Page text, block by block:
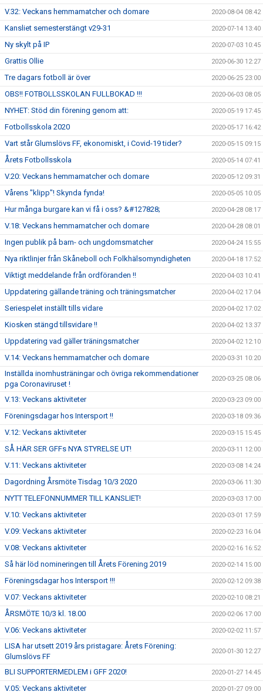
V.32: Veckans hemmamatcher och domare 2020-08-04 08:42
Kansliet semesterstängt v29-31 2020-07-14 13:40
Ny skylt på IP 2020-07-03 10:45
Grattis Ollie 2020-06-30 12:27
Tre dagars fotboll är över 2020-06-25 23:00
OBS!! FOTBOLLSSKOLAN FULLBOKAD !!! 2020-06-03 08:05
NYHET: Stöd din förening genom att: 2020-05-19 17:45
Fotbollsskola 2020 2020-05-17 16:42
Vart står Glumslövs FF, ekonomiskt, i Covid-19 tider? 2020-05-15 09:15
Årets Fotbollsskola 2020-05-14 07:41
V.20: Veckans hemmamatcher och domare 2020-05-12 09:31
Vårens "klipp"! Skynda fynda! 2020-05-05 10:05
Hur många burgare kan vi få i oss? &#127828; 2020-04-28 08:17
V.18: Veckans hemmamatcher och domare 2020-04-28 08:01
Ingen publik på barn- och ungdomsmatcher 2020-04-24 15:55
Nya riktlinjer från Skåneboll och Folkhälsomyndigheten 2020-04-18 17:52
Viktigt meddelande från ordföranden !! 2020-04-03 10:41
Uppdatering gällande träning och träningsmatcher 2020-04-02 17:04
Seriespelet inställt tills vidare 2020-04-02 17:02
Kiosken stängd tillsvidare !! 2020-04-02 13:37
Uppdatering vad gäller träningsmatcher 2020-04-02 12:10
V.14: Veckans hemmamatcher och domare 2020-03-31 10:20
Inställda inomhusträningar och övriga rekommendationer
pga Coronaviruset !
2020-03-25 08:06
V.13: Veckans aktiviteter 2020-03-23 09:00
Föreningsdagar hos Intersport !! 2020-03-18 09:36
V.12: Veckans aktiviteter 2020-03-15 15:45
SÅ HÄR SER GFFs NYA STYRELSE UT! 2020-03-11 12:00
V.11: Veckans aktiviteter 2020-03-08 14:24
Dagordning Årsmöte Tisdag 10/3 2020 2020-03-06 11:30
NYTT TELEFONNUMMER TILL KANSLIET! 2020-03-03 17:00
V.10: Veckans aktiviteter 2020-03-01 17:59
V.09: Veckans aktiviteter 2020-02-23 16:04
V.08: Veckans aktiviteter 2020-02-16 16:52
Så här löd nomineringen till Årets Förening 2019 2020-02-14 15:00
Föreningsdagar hos Intersport !!! 2020-02-12 09:38
V.07: Veckans aktiviteter 2020-02-10 08:21
ÅRSMÖTE 10/3 kl. 18.00 2020-02-06 17:00
V.06: Veckans aktiviteter 2020-02-02 11:57
LISA har utsett 2019 års pristagare: Årets Förening:
Glumslövs FF
2020-01-30 12:27
BLI SUPPORTERMEDLEM i GFF 2020! 2020-01-27 14:45
V.05: Veckans aktiviteter 2020-01-27 09:00